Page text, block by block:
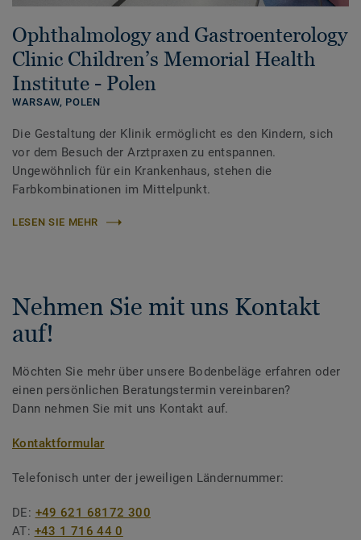
Ophthalmology and Gastroenterology
Clinic Children’s Memorial Health
Institute - Polen
WARSAW, POLEN
Die Gestaltung der Klinik ermöglicht es den Kindern, sich
vor dem Besuch der Arztpraxen zu entspannen.
Ungewöhnlich für ein Krankenhaus, stehen die
Farbkombinationen im Mittelpunkt.
LESEN SIE MEHR
Nehmen Sie mit uns Kontakt
auf!
Möchten Sie mehr über unsere Bodenbeläge erfahren oder
einen persönlichen Beratungstermin vereinbaren?
Dann nehmen Sie mit uns Kontakt auf.
Kontaktformular
Telefonisch unter der jeweiligen Ländernummer:
DE: +49 621 68172 300
AT: +43 1 716 44 0